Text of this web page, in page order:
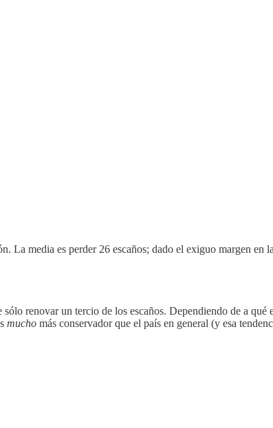
La media es perder 26 escaños; dado el exiguo margen en
renovar un tercio de los escaños. Dependiendo de a
mucho más conservador que el país en general (y esa